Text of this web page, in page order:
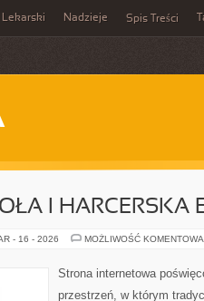
Lekarski Nadzieje Spis Treści
I HARCERSKA
- 16 - 2026 MOŻLIWOŚĆ
Strona internetowa
przestrzeń, w którym